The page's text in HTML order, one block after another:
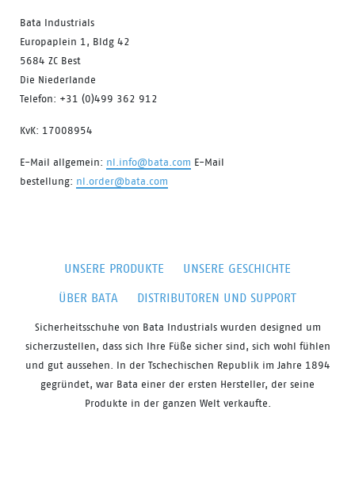
Bata Industrials
Europaplein 1, Bldg 42
5684 ZC Best
Die Niederlande
Telefon: +31 (0)499 362 912
KvK: 17008954
E-Mail allgemein: nl.info@bata.com E-Mail
bestellung: nl.order@bata.com
UNSERE PRODUKTE
UNSERE GESCHICHTE
ÜBER BATA
DISTRIBUTOREN UND SUPPORT
Sicherheitsschuhe von Bata Industrialswurden designed um
sicherzustellen, dass sich Ihre Füße sicher sind, sich wohl fühlen
und gut aussehen. In der Tschechischen Republik im Jahre 1894
gegründet, war Bata einer der ersten Hersteller, der seine
Produkte in der ganzen Welt verkaufte.